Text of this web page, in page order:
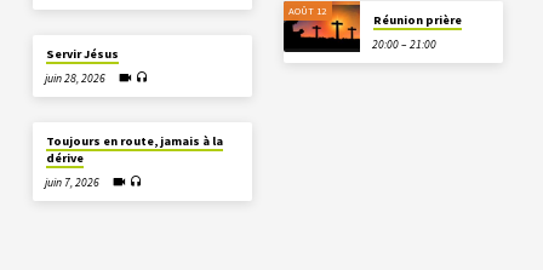
Servir Jésus
juin 28, 2026
Toujours en route, jamais à la
dérive
juin 7, 2026
AOÛT 12
Réunion prière
20:00 – 21:00